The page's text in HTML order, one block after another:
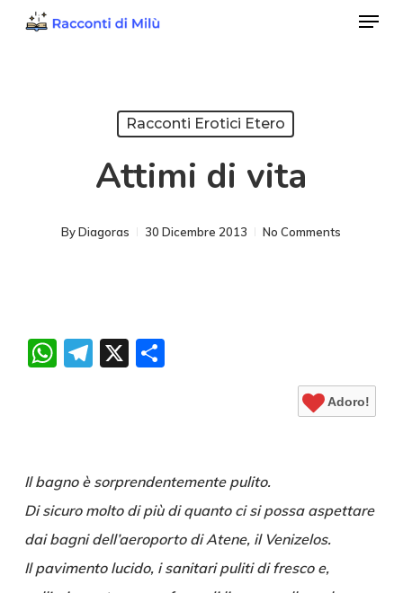
Menu
Racconti Erotici Etero
Attimi di vita
By Diagoras 30 Dicembre 2013 No Comments
WhatsApp
Telegram
X Condividi
Adoro!
Il bagno è sorprendentemente pulito.
Di sicuro molto di più di quanto ci si possa aspettare
dai bagni dell’aeroporto di Atene, il Venizelos.
Il pavimento lucido, i sanitari puliti di fresco e,